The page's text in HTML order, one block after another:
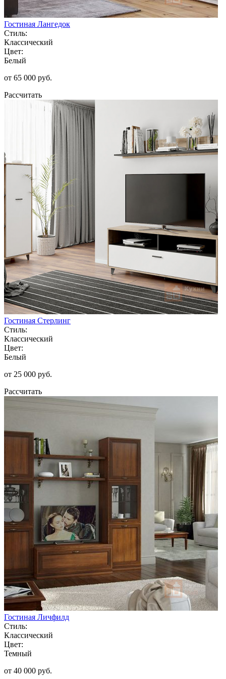
Гостиная Лангедок
Стиль:
Классический
Цвет:
Белый
от 65 000 руб.
Рассчитать
Гостиная Стерлинг
Стиль:
Классический
Цвет:
Белый
от 25 000 руб.
Рассчитать
Гостиная Личфилд
Стиль:
Классический
Цвет:
Темный
от 40 000 руб.